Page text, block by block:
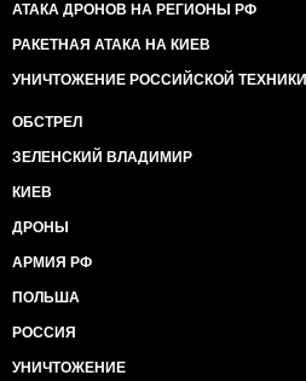
АТАКА ДРОНОВ НА РЕГИОНЫ РФ
РАКЕТНАЯ АТАКА НА КИЕВ
УНИЧТОЖЕНИЕ РОССИЙСКОЙ ТЕХНИКИ
ОБСТРЕЛ
ЗЕЛЕНСКИЙ ВЛАДИМИР
КИЕВ
ДРОНЫ
АРМИЯ РФ
ПОЛЬША
РОССИЯ
УНИЧТОЖЕНИЕ